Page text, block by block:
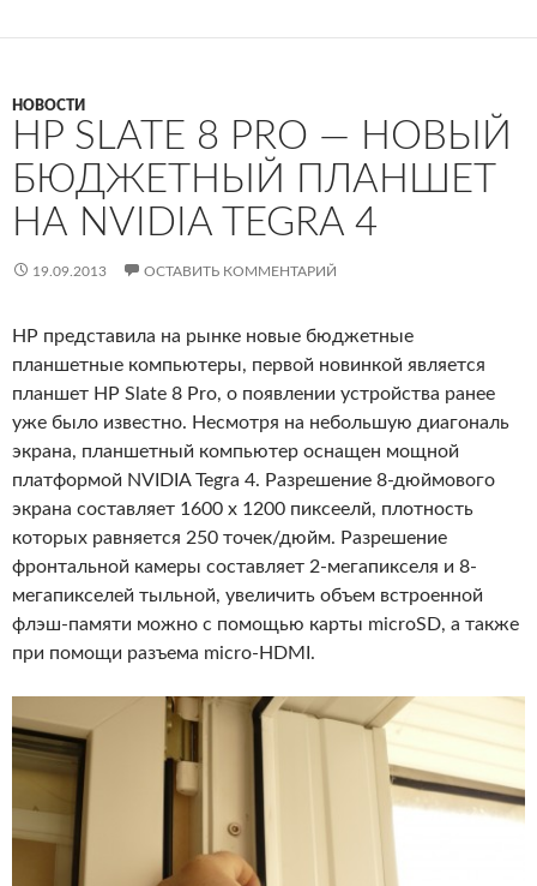
НОВОСТИ
HP SLATE 8 PRO — НОВЫЙ
БЮДЖЕТНЫЙ ПЛАНШЕТ
НА NVIDIA TEGRA 4
19.09.2013 ОСТАВИТЬ КОММЕНТАРИЙ
HP представила на рынке новые бюджетные
планшетные компьютеры, первой новинкой является
планшет HP Slate 8 Pro, о появлении устройства ранее
уже было известно. Несмотря на небольшую диагональ
экрана, планшетный компьютер оснащен мощной
платформой NVIDIA Tegra 4. Разрешение 8-дюймового
экрана составляет 1600 x 1200 пиксеелй, плотность
которых равняется 250 точек/дюйм. Разрешение
фронтальной камеры составляет 2-мегапикселя и 8-
мегапикселей тыльной, увеличить объем встроенной
флэш-памяти можно с помощью карты microSD, а также
при помощи разъема micro-HDMI.